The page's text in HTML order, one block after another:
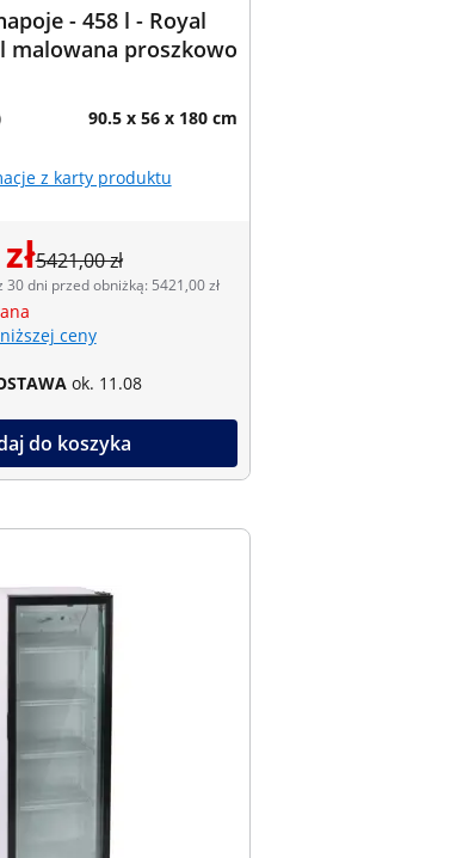
- 458 l - Royal
malowana proszkowo
90.5 x 56 x 180 cm
z karty produktu
5421,00 zł
30 dni przed obniżką: 5421,00 zł
ceny
ok. 11.08
do koszyka